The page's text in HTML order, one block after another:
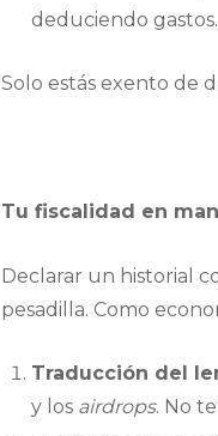
deduciendo gastos.
Solo estás exento de
Tu fiscalidad en
Declarar un historial
pesadilla. Como
Traducción del
y los airdrops. No